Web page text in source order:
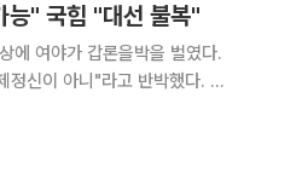
능" 국힘 "대선 불복"
에 여야가 갑론을박을 벌였다.
신이 아니"라고 반박했다. 더